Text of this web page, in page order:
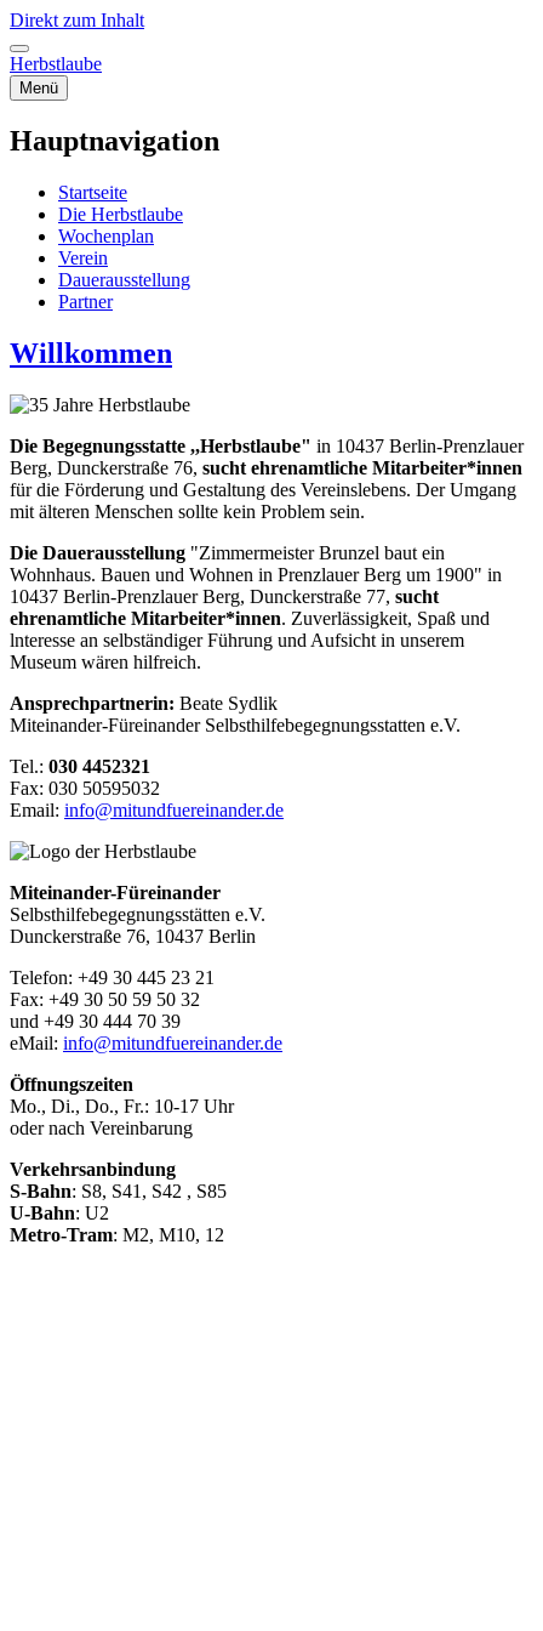
Direkt zum Inhalt
Herbstlaube
Menü
Hauptnavigation
Startseite
Die Herbstlaube
Wochenplan
Verein
Dauerausstellung
Partner
Willkommen
Die Begegnungsstatte ,,Herbstlaube" in 10437 Berlin-Prenzlauer
Berg, Dunckerstraße 76, sucht ehrenamtliche Mitarbeiter*innen
für die Förderung und Gestaltung des Vereinslebens. Der Umgang
mit älteren Menschen sollte kein Problem sein.
Die Dauerausstellung "Zimmermeister Brunzel baut ein
Wohnhaus. Bauen und Wohnen in Prenzlauer Berg um 1900" in
10437 Berlin-Prenzlauer Berg, Dunckerstraße 77, sucht
ehrenamtliche Mitarbeiter*innen. Zuverlässigkeit, Spaß und
lnteresse an selbständiger Führung und Aufsicht in unserem
Museum wären hilfreich.
Ansprechpartnerin: Beate Sydlik
Miteinander-Füreinander Selbsthilfebegegnungsstatten e.V.
Tel.: 030 4452321
Fax: 030 50595032
Email: info@mitundfuereinander.de
Miteinander-Füreinander
Selbsthilfebegegnungsstätten e.V.
Dunckerstraße 76, 10437 Berlin
Telefon: +49 30 445 23 21
Fax: +49 30 50 59 50 32
und +49 30 444 70 39
eMail: info@mitundfuereinander.de
Öffnungszeiten
Mo., Di., Do., Fr.: 10-17 Uhr
oder nach Vereinbarung
Verkehrsanbindung
S-Bahn: S8, S41, S42 , S85
U-Bahn: U2
Metro-Tram: M2, M10, 12